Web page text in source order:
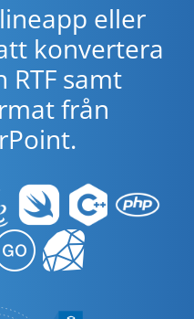
eller
konvertera
RTF samt
från